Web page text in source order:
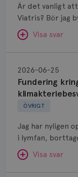
Är det vanligt
Viatris? Bör
Visa svar
SVAR:
Hej. Oavsett
(men även
uppleva negativ
märke eller
vara bra att ha
besvären blir
ÖVRIGT
Fundering
2026-06-25
Jag har nyligen
i lymfan,
genomgått en 5
behandlad. Efter att jag nu slutat med östrogen-
lenzetto, har
Visa svar
kring
medicin